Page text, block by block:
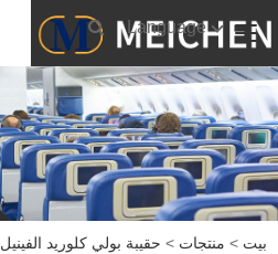
Language
بيت > منتجات > حقيبة بولي كلوريد الفينيل